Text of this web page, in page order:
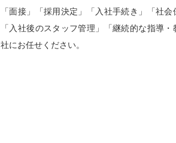
「面接」「採用決定」「入社手続き」「社会
「入社後のスタッフ管理」「継続的な指導
社にお任せください。